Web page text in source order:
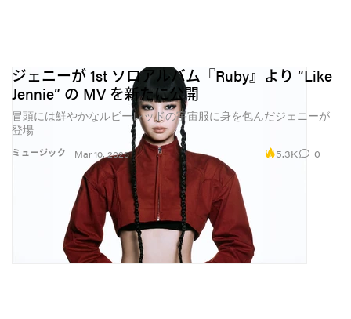
ミュージック
ジェニーが 1st ソロアルバム『Ruby』より “Like
Jennie” の MV を新たに公開
冒頭には鮮やかなルビーレッドの宇宙服に身を包んだジェニーが
登場
Mar 10, 2025 5.3K 0